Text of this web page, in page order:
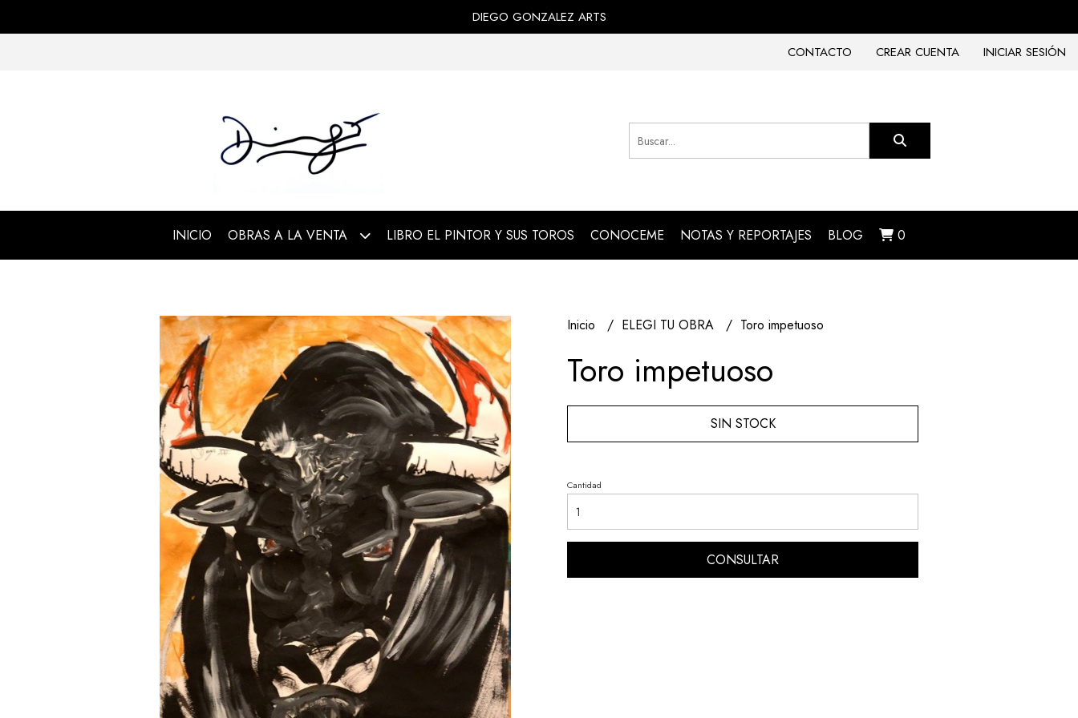
DIEGO GONZALEZ ARTS
CONTACTO
CREAR CUENTA INICIAR SESIÓN
INICIO OBRAS A LA VENTA LIBRO EL PINTOR Y SUS TOROS CONOCEME NOTAS Y REPORTAJES BLOG 0
Inicio ELEGI TU OBRA Toro impetuoso
Toro impetuoso
SIN STOCK
Cantidad
CONSULTAR